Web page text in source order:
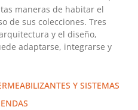
maneras de habitar el
de sus colecciones. Tres
y el diseño,
adaptarse, integrarse y
Y SISTEMAS